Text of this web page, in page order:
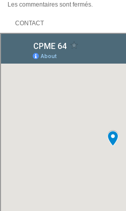
Les commentaires sont fermés.
CONTACT